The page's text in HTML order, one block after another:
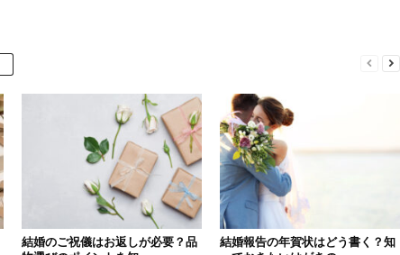
結婚のご祝儀はお返しが必要？品
結婚報告の年賀状はどう書く？知